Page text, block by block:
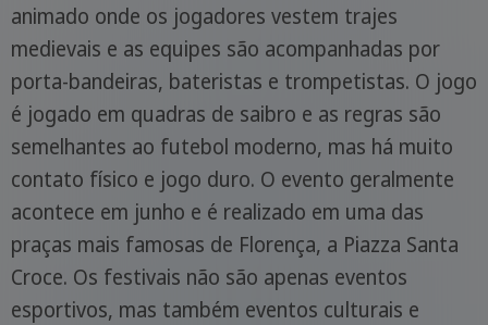
animado onde os jogadores vestem trajes
medievais e as equipes são acompanhadas por
porta-bandeiras, bateristas e trompetistas. O jogo
é jogado em quadras de saibro e as regras são
semelhantes ao futebol moderno, mas há muito
contato físico e jogo duro. O evento geralmente
acontece em junho e é realizado em uma das
praças mais famosas de Florença, a Piazza Santa
Croce. Os festivais não são apenas eventos
esportivos, mas também eventos culturais e